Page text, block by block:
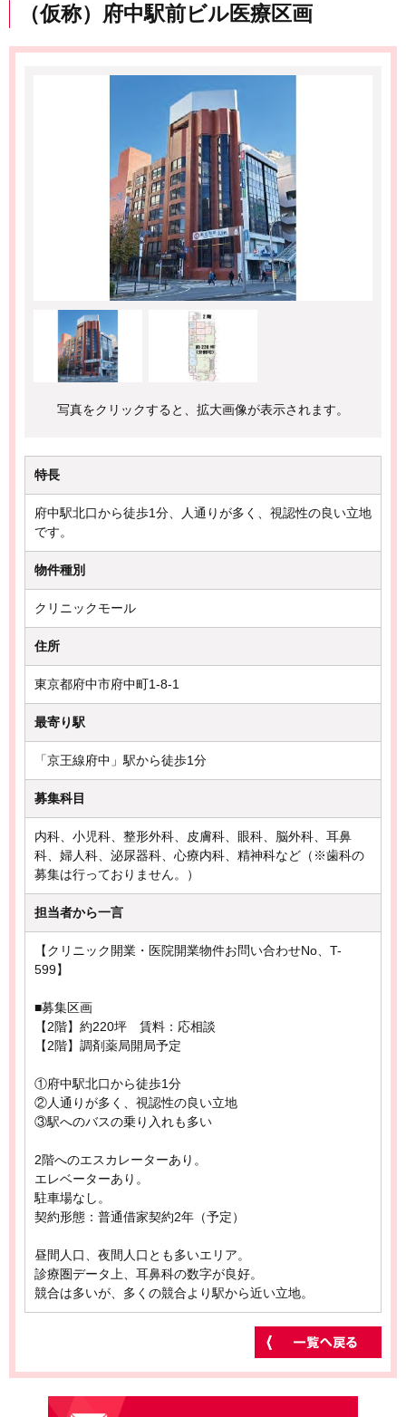
（仮称）府中駅前ビル医療区画
写真をクリックすると、拡大画像が表示されます。
特長
府中駅北口から徒歩1分、人通りが多く、視認性の良い立地
です。
物件種別
クリニックモール
住所
東京都府中市府中町1-8-1
最寄り駅
「京王線府中」駅から徒歩1分
募集科目
内科、小児科、整形外科、皮膚科、眼科、脳外科、耳鼻
科、婦人科、泌尿器科、心療内科、精神科など（※歯科の
募集は行っておりません。）
担当者から一言
【クリニック開業・医院開業物件お問い合わせNo、T-
599】
■募集区画
【2階】約220坪 賃料：応相談
【2階】調剤薬局開局予定
①府中駅北口から徒歩1分
②人通りが多く、視認性の良い立地
③駅へのバスの乗り入れも多い
2階へのエスカレーターあり。
エレベーターあり。
駐車場なし。
契約形態：普通借家契約2年（予定）
昼間人口、夜間人口とも多いエリア。
診療圏データ上、耳鼻科の数字が良好。
競合は多いが、多くの競合より駅から近い立地。